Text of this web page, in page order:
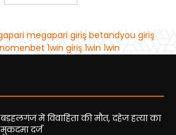
बड़हलगंज में विवाहिता की मौत, दहेज हत्या का
मुकदमा दर्ज